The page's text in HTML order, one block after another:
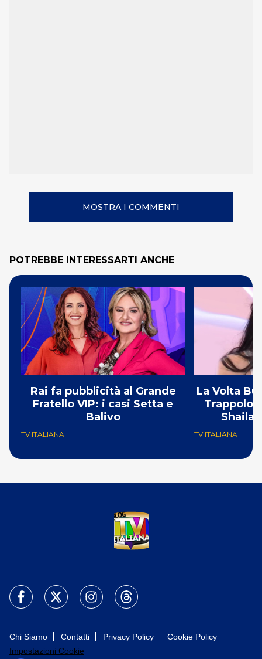
MOSTRA I COMMENTI
POTREBBE INTERESSARTI ANCHE
Rai fa pubblicità al Grande
Fratello VIP: i casi Setta e
Balivo
TV ITALIANA
La Volta
Shaila
TV ITALIANA
Chi Siamo Contatti Privacy Policy
Cookie Policy
Impostazioni Cookie